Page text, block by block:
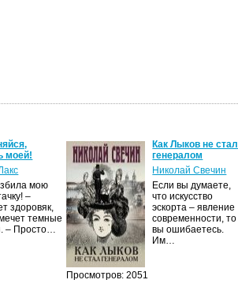
моей!
мою
–
здоровяк,
темные
– Просто…
Просмотров: 2051
Как Лыков не стал
генералом
Николай Свечин
Если вы думаете,
что искусство
эскорта – явление
современности, то
вы ошибаетесь.
Им…